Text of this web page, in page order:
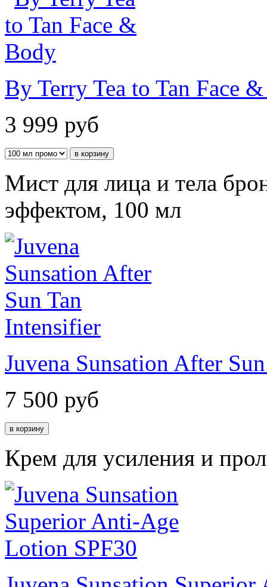
By Terry Tea to Tan Face
3 999 руб
Мист для лица и тела
эффектом, 100 мл
Juvena Sunsation After
7 500 руб
Крем для усиления и